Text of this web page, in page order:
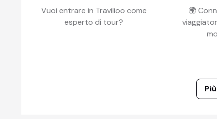
Vuoi entrare in Travilioo come
esperto di tour?
🌍